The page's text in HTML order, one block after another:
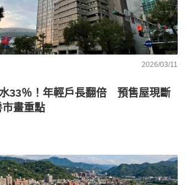
2026/03/11
33％！年輕戶長翻倍 預售屋現斷
畫重點